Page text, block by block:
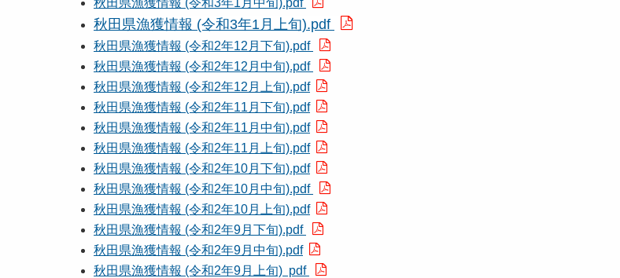
秋田県漁獲情報 (令和3年1月中旬).pdf
秋田県漁獲情報 (令和3年1月上旬).pdf
秋田県漁獲情報 (令和2年12月下旬).pdf
秋田県漁獲情報 (令和2年12月中旬).pdf
秋田県漁獲情報 (令和2年12月上旬).pdf
秋田県漁獲情報 (令和2年11月下旬).pdf
秋田県漁獲情報 (令和2年11月中旬).pdf
秋田県漁獲情報 (令和2年11月上旬).pdf
秋田県漁獲情報 (令和2年10月下旬).pdf
秋田県漁獲情報 (令和2年10月中旬).pdf
秋田県漁獲情報 (令和2年10月上旬).pdf
秋田県漁獲情報 (令和2年9月下旬).pdf
秋田県漁獲情報 (令和2年9月中旬).pdf
秋田県漁獲情報 (令和2年9月上旬) pdf